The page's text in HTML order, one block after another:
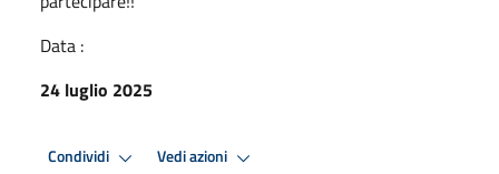
Data :
24 luglio 2025
Condividi Vedi azioni